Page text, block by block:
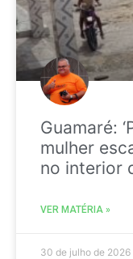
Guamaré:
mulher
no interior
VER MATÉRIA »
30 de julho de 2026